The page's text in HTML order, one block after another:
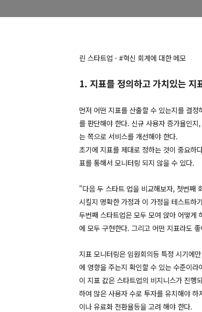
린 스타트업 - #혁신 회계에 대한 메모
1. 지표를 정의하고 가치있는 지
먼저 어떤 지표를 산출할 수 있는지를 결
를 판단해야 한다. 신규 사용자 증가율인
는 쪽으로 서비스를 개선해야 한다.
초기에 지표를 제대로 정하는 것이 중요하
표를 통해서 모니터링 되지 않을 수 있다.
"다음 두 스타트 업을 비교해보자, 첫번째
시킬지 명확한 가정과 이 가정을 테스트하
두번째 스타트업은 모두 모여 앉아 어떻게
에 모두 구현한다. 그리고 어떤 지표라도
지표 모니터링은 임원회의등 특정 시기에
에 영향을 주는지 확인할 수 있는 수준이라
이 지표 값은 스타트업의 비지니스가 진행
하여 많은 사용자 수로 투자를 유치해야
이나 유료화 전환율등을 고려 해야 한다.